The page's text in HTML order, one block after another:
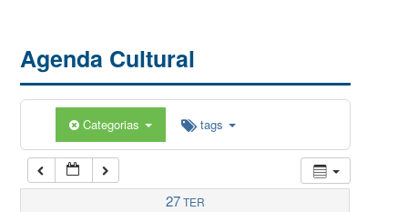
Agenda Cultural
Categorias tags
27TER